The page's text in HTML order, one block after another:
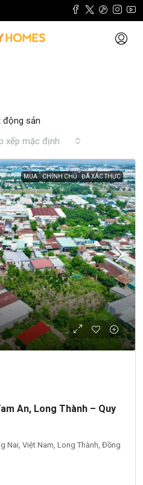
động sản
xếp mặc định
MUA CHÍNH CHỦ ĐÃ XÁC THỰC
An, Long Thành – Quy
Nai, Việt Nam, Long Thành, Đồng